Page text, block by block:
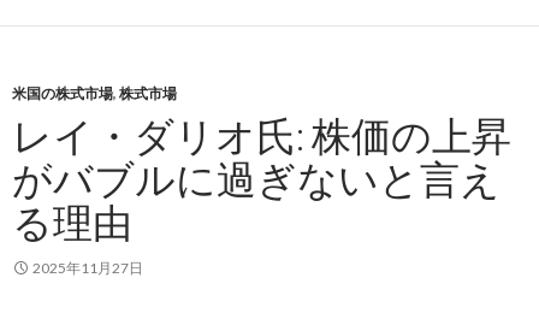
米国の株式市場, 株式市場
レイ・ダリオ氏: 株価の上昇
がバブルに過ぎないと言え
る理由
2025年11月27日